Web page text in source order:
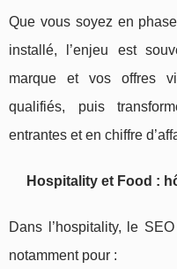
Que vous soyez en
installé, l’enjeu est
marque et vos offres
qualifiés, puis
entrantes et en chiffre
Hospitality et Food :
Dans l’hospitality, le
notamment pour :